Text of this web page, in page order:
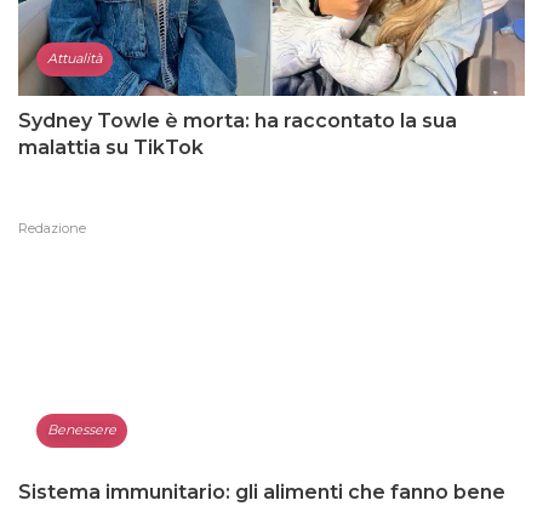
Attualità
Sydney Towle è morta: ha raccontato la sua
malattia su TikTok
Redazione
Benessere
Sistema immunitario: gli alimenti che fanno bene